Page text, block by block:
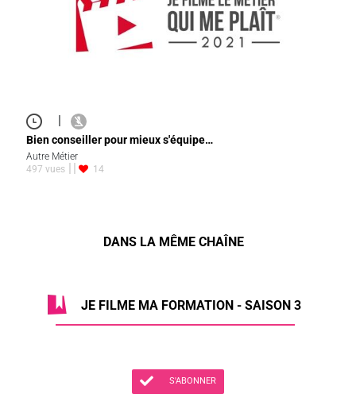
|
Bien conseiller pour mieux s'équipe…
Autre Métier
497 vues
14
DANS LA MÊME CHAÎNE
JE FILME MA FORMATION - SAISON 3
S'ABONNER